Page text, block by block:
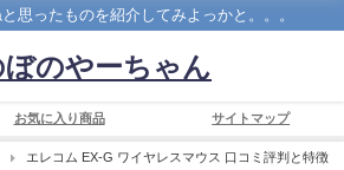
思ったものを紹介してみよっかと。。。
ぼのやーちゃん
お気に入り商品 サイトマップ
エレコム EX-G ワイヤレスマウス 口コミ評判と特徴